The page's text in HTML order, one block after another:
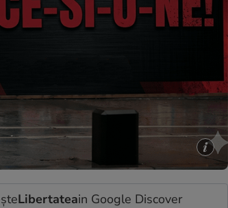
Libertateain Google Discover